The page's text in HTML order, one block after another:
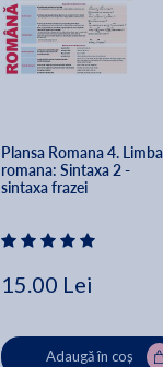
Plansa Romana 4. Limba
romana: Sintaxa 2 -
sintaxa frazei
15.00 Lei
Adaugă în coș